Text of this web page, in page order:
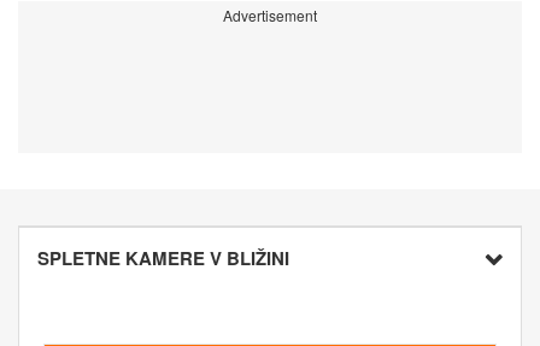
Advertisement
SPLETNE KAMERE V BLIŽINI